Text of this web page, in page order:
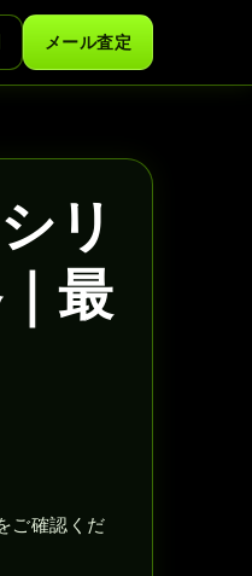
メール査定
リ
最
ご確認くだ